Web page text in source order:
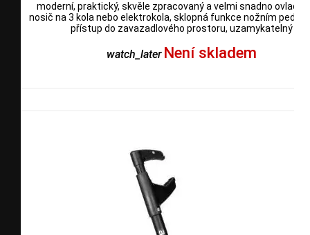
moderní, praktický, skvěle zpracovaný a velmi snadno
nosič na 3 kola nebo elektrokola, sklopná funkce nožním
přístup do zavazadlového prostoru, uzamykatelný
watch_later Není skladem